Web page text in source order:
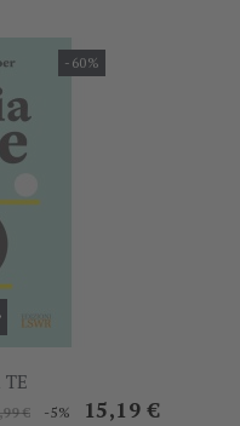
-60%
€ -5% Prezzo
15,19 €